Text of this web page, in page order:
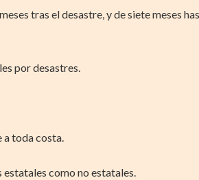
tras el desastre, y de siete meses
por desastres.
a toda costa.
como no estatales.